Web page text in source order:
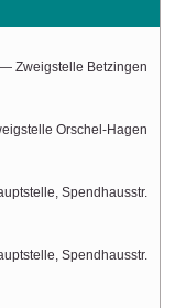
— Zweigstelle Betzingen
Orschel-Hagen
Spendhausstr.
Spendhausstr.